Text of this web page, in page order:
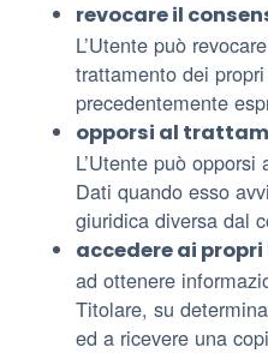
revocare il
L’Utente può
trattamento dei
precedentemente
opporsi al
L’Utente può
Dati quando esso
giuridica diversa dal
accedere ai propri
ad ottenere
Titolare, su
ed a ricevere una